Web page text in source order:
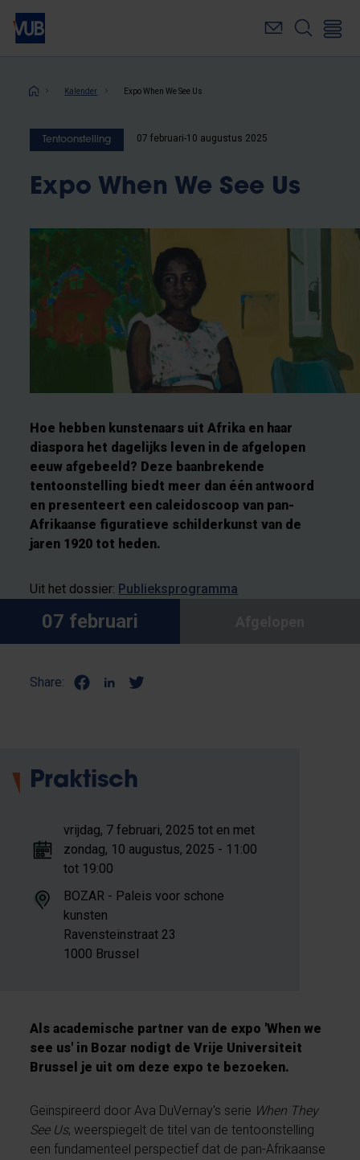
Overslaan
naar
inhoudKruimelpad
Kalender Expo When We See Us
Tentoonstelling 07 februari-10 augustus 2025
Expo When We See Us
Hoe hebben kunstenaars uit Afrika en haar
diaspora het dagelijks leven in de afgelopen
eeuw afgebeeld? Deze baanbrekende
tentoonstelling biedt meer dan één antwoord
en presenteert een caleidoscoop van pan-
Afrikaanse figuratieve schilderkunst van de
jaren 1920 tot heden.
Uit het dossier: Publieksprogramma
07 februari
Share:
Praktisch
vrijdag, 7 februari, 2025 tot en met
zondag, 10 augustus, 2025 - 11:00
tot 19:00
BOZAR - Paleis voor schone
kunsten
Ravensteinstraat 23
1000 Brussel
Als academische partner van de expo 'When we
see us' in Bozar nodigt de Vrije Universiteit
Brussel je uit om deze expo te bezoeken.
Geïnspireerd door Ava DuVernay's serie When They
See Us, weerspiegelt de titel van de tentoonstelling
een fundamenteel perspectief dat de pan-Afrikaanse